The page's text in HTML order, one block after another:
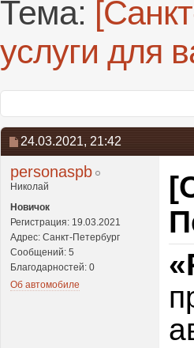
Тема:
услуги для
24.03.2021, 21:42
personaspb
Николай
Новичок
Регистрация: 19.03.2021
Адрес: Санкт-Петербург
Сообщений: 5
Благодарностей: 0
Об автомобиле